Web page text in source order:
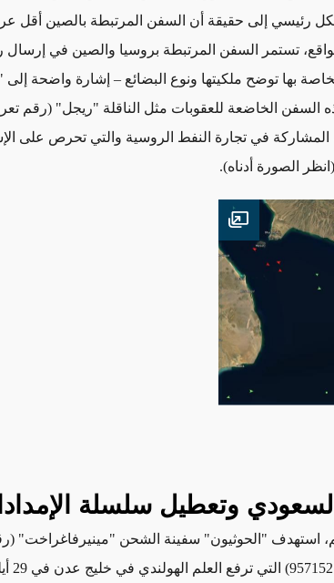
رئيسي إلى حقيقة أن السفن المرتبطة بالصين أقل
تستمر السفن المرتبطة بروسيا والصين في إرسال
بها توضح ملكيتها ونوع البضائع – إشارة واضحة إلى
السفن الخاضعة للعقوبات مثل الناقلة "ريجل" (رقم
الدولية 9296406)، المشاركة في تجارة النفط الروسية والتي تحرص على
الصورة أدناه).
وتعطيل سلسلة
استهدف "الحوثيون" سفينة الشحن "مينيرفاغراخت"